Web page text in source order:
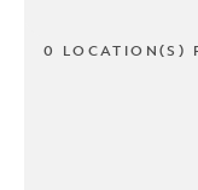
0 LOCATION(S)